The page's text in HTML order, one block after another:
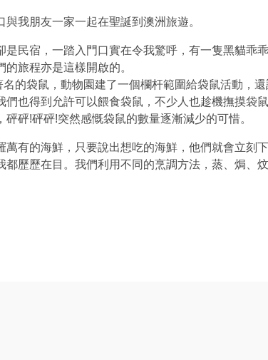
我朋友一家一起在聖誕到澳洲旅遊。
民宿，一踏入門口實在令我驚呼，有一隻黑貓乖
旅程亦是這樣開啟的。
的袋鼠，動物園建了一個欄杆範圍給袋鼠活動，
也得到允許可以餵食袋鼠，不少人也趁機撫摸袋
砰!砰砰!突然感慨袋鼠的數量逐漸減少的可惜。
有的海鮮，只要說出想吃的海鮮，他們就會立刻
歷歷在目。我們利用不同的烹調方法，蒸、焗、